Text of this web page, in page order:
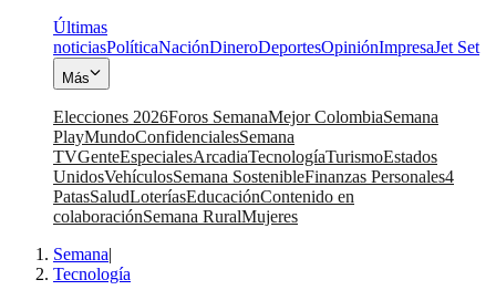
Últimas
noticiasPolíticaNaciónDineroDeportesOpiniónImpresaJet Set
Más
Elecciones 2026Foros SemanaMejor ColombiaSemana
PlayMundoConfidencialesSemana
TVGenteEspecialesArcadiaTecnologíaTurismoEstados
UnidosVehículosSemana SostenibleFinanzas Personales4
PatasSaludLoteríasEducaciónContenido en
colaboraciónSemana RuralMujeres
Semana|
Tecnología